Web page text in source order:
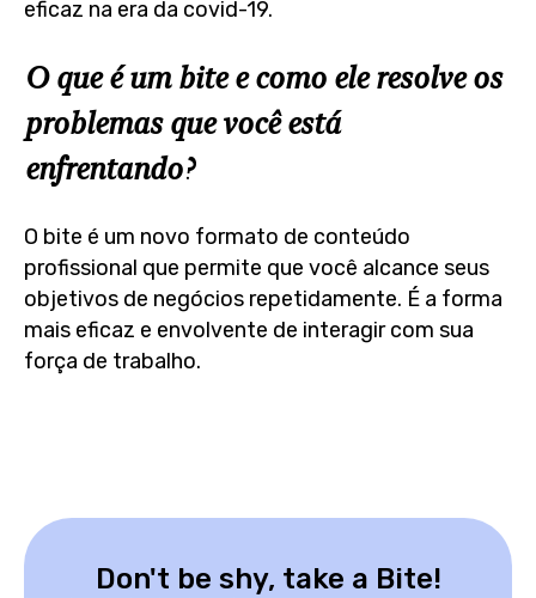
eficaz na era da covid-19.
O que é um bite e como ele resolve os
problemas que você está
enfrentando?
O bite é um novo formato de conteúdo
profissional que permite que você alcance seus
objetivos de negócios repetidamente. É a forma
mais eficaz e envolvente de interagir com sua
força de trabalho.
Don't be shy, take a Bite!